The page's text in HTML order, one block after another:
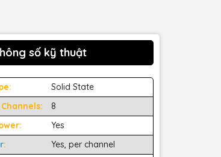
số kỹ thuật
Solid State
8
Yes
:
Yes, per channel